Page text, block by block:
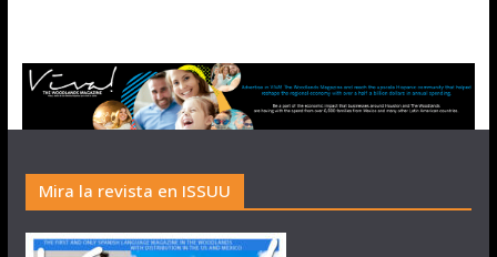
Mira la revista en ISSUU